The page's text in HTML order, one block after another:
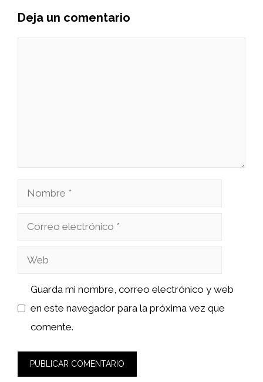
Deja un comentario
Nombre
Correo
Web
Guarda mi nombre, correo electrónico y web
en este navegador para la próxima vez que
comente.